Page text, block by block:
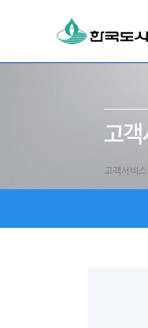
고객서비스